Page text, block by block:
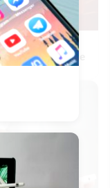
¡Cómo los de